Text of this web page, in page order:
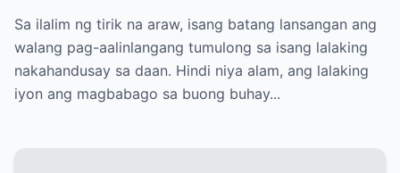
Sa ilalim ng tirik na araw, isang batang lansangan ang
walang pag-aalinlangang tumulong sa isang lalaking
nakahandusay sa daan. Hindi niya alam, ang lalaking
iyon ang magbabago sa buong buhay...